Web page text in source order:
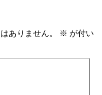
ありません。 ※ が付い